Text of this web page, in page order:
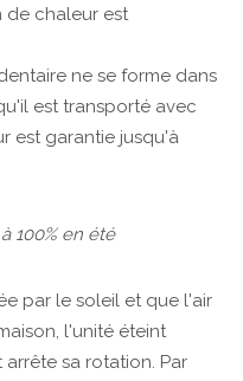
de chaleur est
ne se forme dans
est transporté avec
est garantie jusqu'à
100% en été
par le soleil et que l'air
l'unité éteint
sa rotation. Par